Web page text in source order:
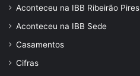
Aconteceu na IBB Ribeirão Pires
Aconteceu na IBB Sede
Casamentos
Cifras